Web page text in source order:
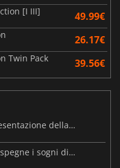
[I III] 49.99€
26.17€
Twin Pack 39.56€
MARVEL Tōkon debutta con la presentazione della roadmap per il primo anno
Steam Frame: il prezzo trapelato spegne i sogni di un VR economico